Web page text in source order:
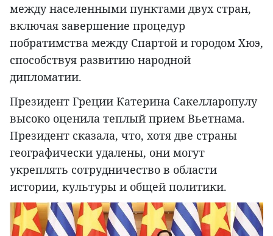
между населенными пунктами двух стран,
включая завершение процедур
побратимства между Спартой и городом Хюэ,
способствуя развитию народной
дипломатии.
Президент Греции Катерина Сакелларопулу
высоко оценила теплый прием Вьетнама.
Президент сказала, что, хотя две страны
географически удалены, они могут
укреплять сотрудничество в области
истории, культуры и общей политики.